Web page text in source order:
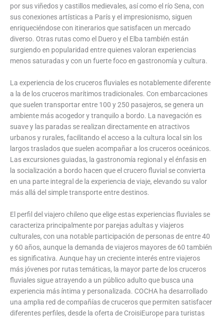
por sus viñedos y castillos medievales, así como el río Sena, con
sus conexiones artísticas a París y el impresionismo, siguen
enriqueciéndose con itinerarios que satisfacen un mercado
diverso. Otras rutas como el Duero y el Elba también están
surgiendo en popularidad entre quienes valoran experiencias
menos saturadas y con un fuerte foco en gastronomía y cultura.
La experiencia de los cruceros fluviales es notablemente diferente
a la de los cruceros marítimos tradicionales. Con embarcaciones
que suelen transportar entre 100 y 250 pasajeros, se genera un
ambiente más acogedor y tranquilo a bordo. La navegación es
suave y las paradas se realizan directamente en atractivos
urbanos y rurales, facilitando el acceso a la cultura local sin los
largos traslados que suelen acompañar a los cruceros oceánicos.
Las excursiones guiadas, la gastronomía regional y el énfasis en
la socialización a bordo hacen que el crucero fluvial se convierta
en una parte integral de la experiencia de viaje, elevando su valor
más allá del simple transporte entre destinos.
El perfil del viajero chileno que elige estas experiencias fluviales se
caracteriza principalmente por parejas adultas y viajeros
culturales, con una notable participación de personas de entre 40
y 60 años, aunque la demanda de viajeros mayores de 60 también
es significativa. Aunque hay un creciente interés entre viajeros
más jóvenes por rutas temáticas, la mayor parte de los cruceros
fluviales sigue atrayendo a un público adulto que busca una
experiencia más íntima y personalizada. COCHA ha desarrollado
una amplia red de compañías de cruceros que permiten satisfacer
diferentes perfiles, desde la oferta de CroisiEurope para turistas